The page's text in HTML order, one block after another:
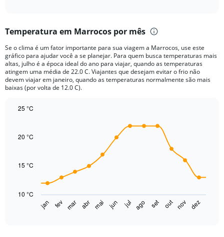
Range:
categories.
The
chart
has
1
axis
Range:
75.
Temperatura em Marrocos por mês
Se o clima é um fator importante para sua viagem a Marrocos, use este
gráfico para ajudar você a se planejar. Para quem busca temperaturas mais
altas, julho é a época ideal do ano para viajar, quando as temperaturas
atingem uma média de 22.0 C. Viajantes que desejam evitar o frio não
devem viajar em janeiro, quando as temperaturas normalmente são mais
baixas (por volta de 12.0 C).
with
has
jan fev mar abr mai jun jul ago set out nov dez
10 °C
15 °C
20 °C
25 °C